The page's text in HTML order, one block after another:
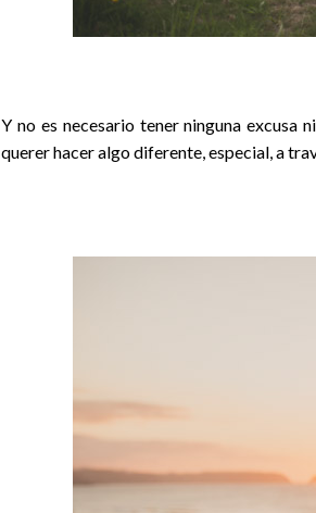
Y no es necesario tener ninguna excusa
querer hacer algo diferente, especial, a